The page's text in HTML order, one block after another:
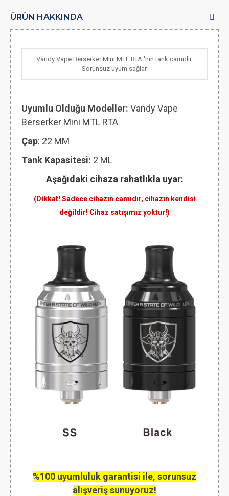
ÜRÜN HAKKINDA
Vandy Vape Berserker Mini MTL RTA 'nın tank camıdır.
Sorunsuz uyum sağlar.
Uyumlu Olduğu Modeller: Vandy Vape
Berserker Mini MTL RTA
Çap: 22 MM
Tank Kapasitesi: 2 ML
Aşağıdaki cihaza rahatlıkla uyar:
(Dikkat! Sadece cihazın camıdır, cihazın kendisi
değildir! Cihaz satışımız yoktur!)
%100 uyumluluk garantisi ile, sorunsuz
alışveriş sunuyoruz!